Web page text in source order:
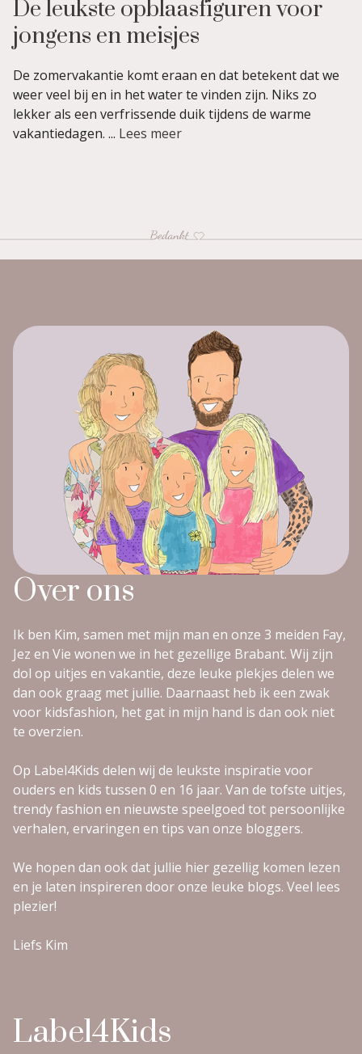
De leukste opblaasfiguren voor
jongens en meisjes
De zomervakantie komt eraan en dat betekent dat we
weer veel bij en in het water te vinden zijn. Niks zo
lekker als een verfrissende duik tijdens de warme
vakantiedagen. ... Lees meer
Over ons
Ik ben Kim, samen met mijn man en onze 3 meiden Fay,
Jez en Vie wonen we in het gezellige Brabant. Wij zijn
dol op uitjes en vakantie, deze leuke plekjes delen we
dan ook graag met jullie. Daarnaast heb ik een zwak
voor kidsfashion, het gat in mijn hand is dan ook niet
te overzien.
Op Label4Kids delen wij de leukste inspiratie voor
ouders en kids tussen 0 en 16 jaar. Van de tofste uitjes,
trendy fashion en nieuwste speelgoed tot persoonlijke
verhalen, ervaringen en tips van onze bloggers.
We hopen dan ook dat jullie hier gezellig komen lezen
en je laten inspireren door onze leuke blogs. Veel lees
plezier!
Liefs Kim
Label4Kids